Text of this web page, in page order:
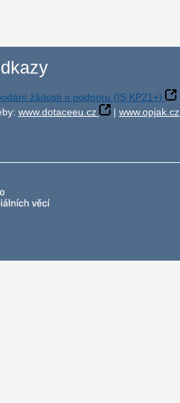
žádosti o podporu (IS KP21+)
www.dotaceeu.cz | www.opjak.cz